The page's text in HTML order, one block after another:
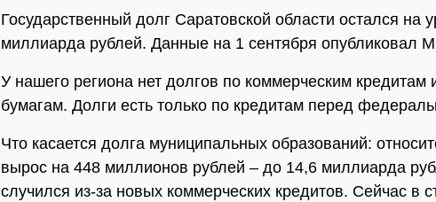
Государственный долг Саратовской области остался на
миллиарда рублей. Данные на 1 сентября опубликовал
У нашего региона нет долгов по коммерческим кредитам
бумагам. Долги есть только по кредитам перед
Что касается долга муниципальных образований:
вырос на 448 миллионов рублей – до 14,6 миллиарда
случился из-за новых коммерческих кредитов. Сейчас в